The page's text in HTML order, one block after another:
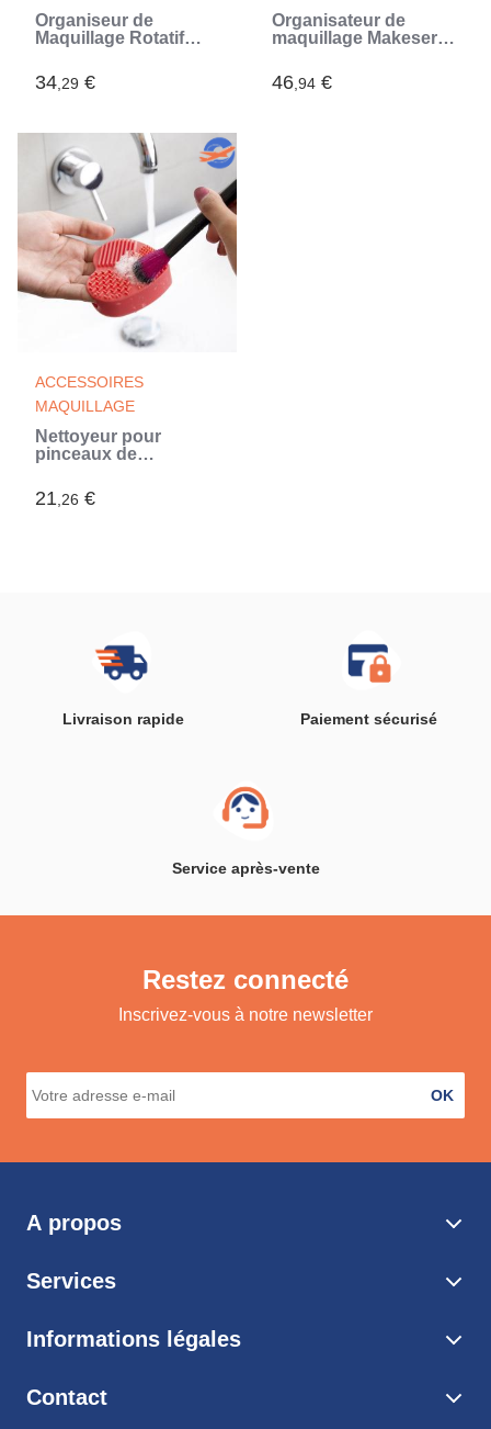
Organiseur de
Maquillage Rotatif
34,29 €
Organisateur de
maquillage Makeser
46,94 €
ACCESSOIRES
MAQUILLAGE
Nettoyeur pour
pinceaux de
InnovaGoods
21,26 €
Livraison rapide Paiement sécurisé
Service après-vente
Restez connecté
Inscrivez-vous à notre newsletter
OK
A propos
Services
Informations légales
Contact